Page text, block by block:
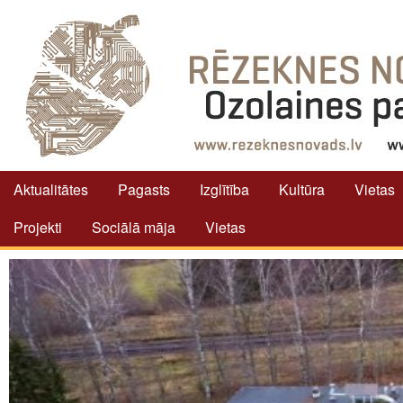
Aktualitātes Pagasts Izglītība Kultūra
Vietas
Projekti
Sociālā māja Vietas